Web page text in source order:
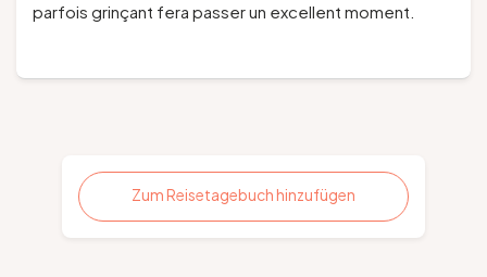
parfois grinçant fera passer un excellent moment.
Zum Reisetagebuch hinzufügen